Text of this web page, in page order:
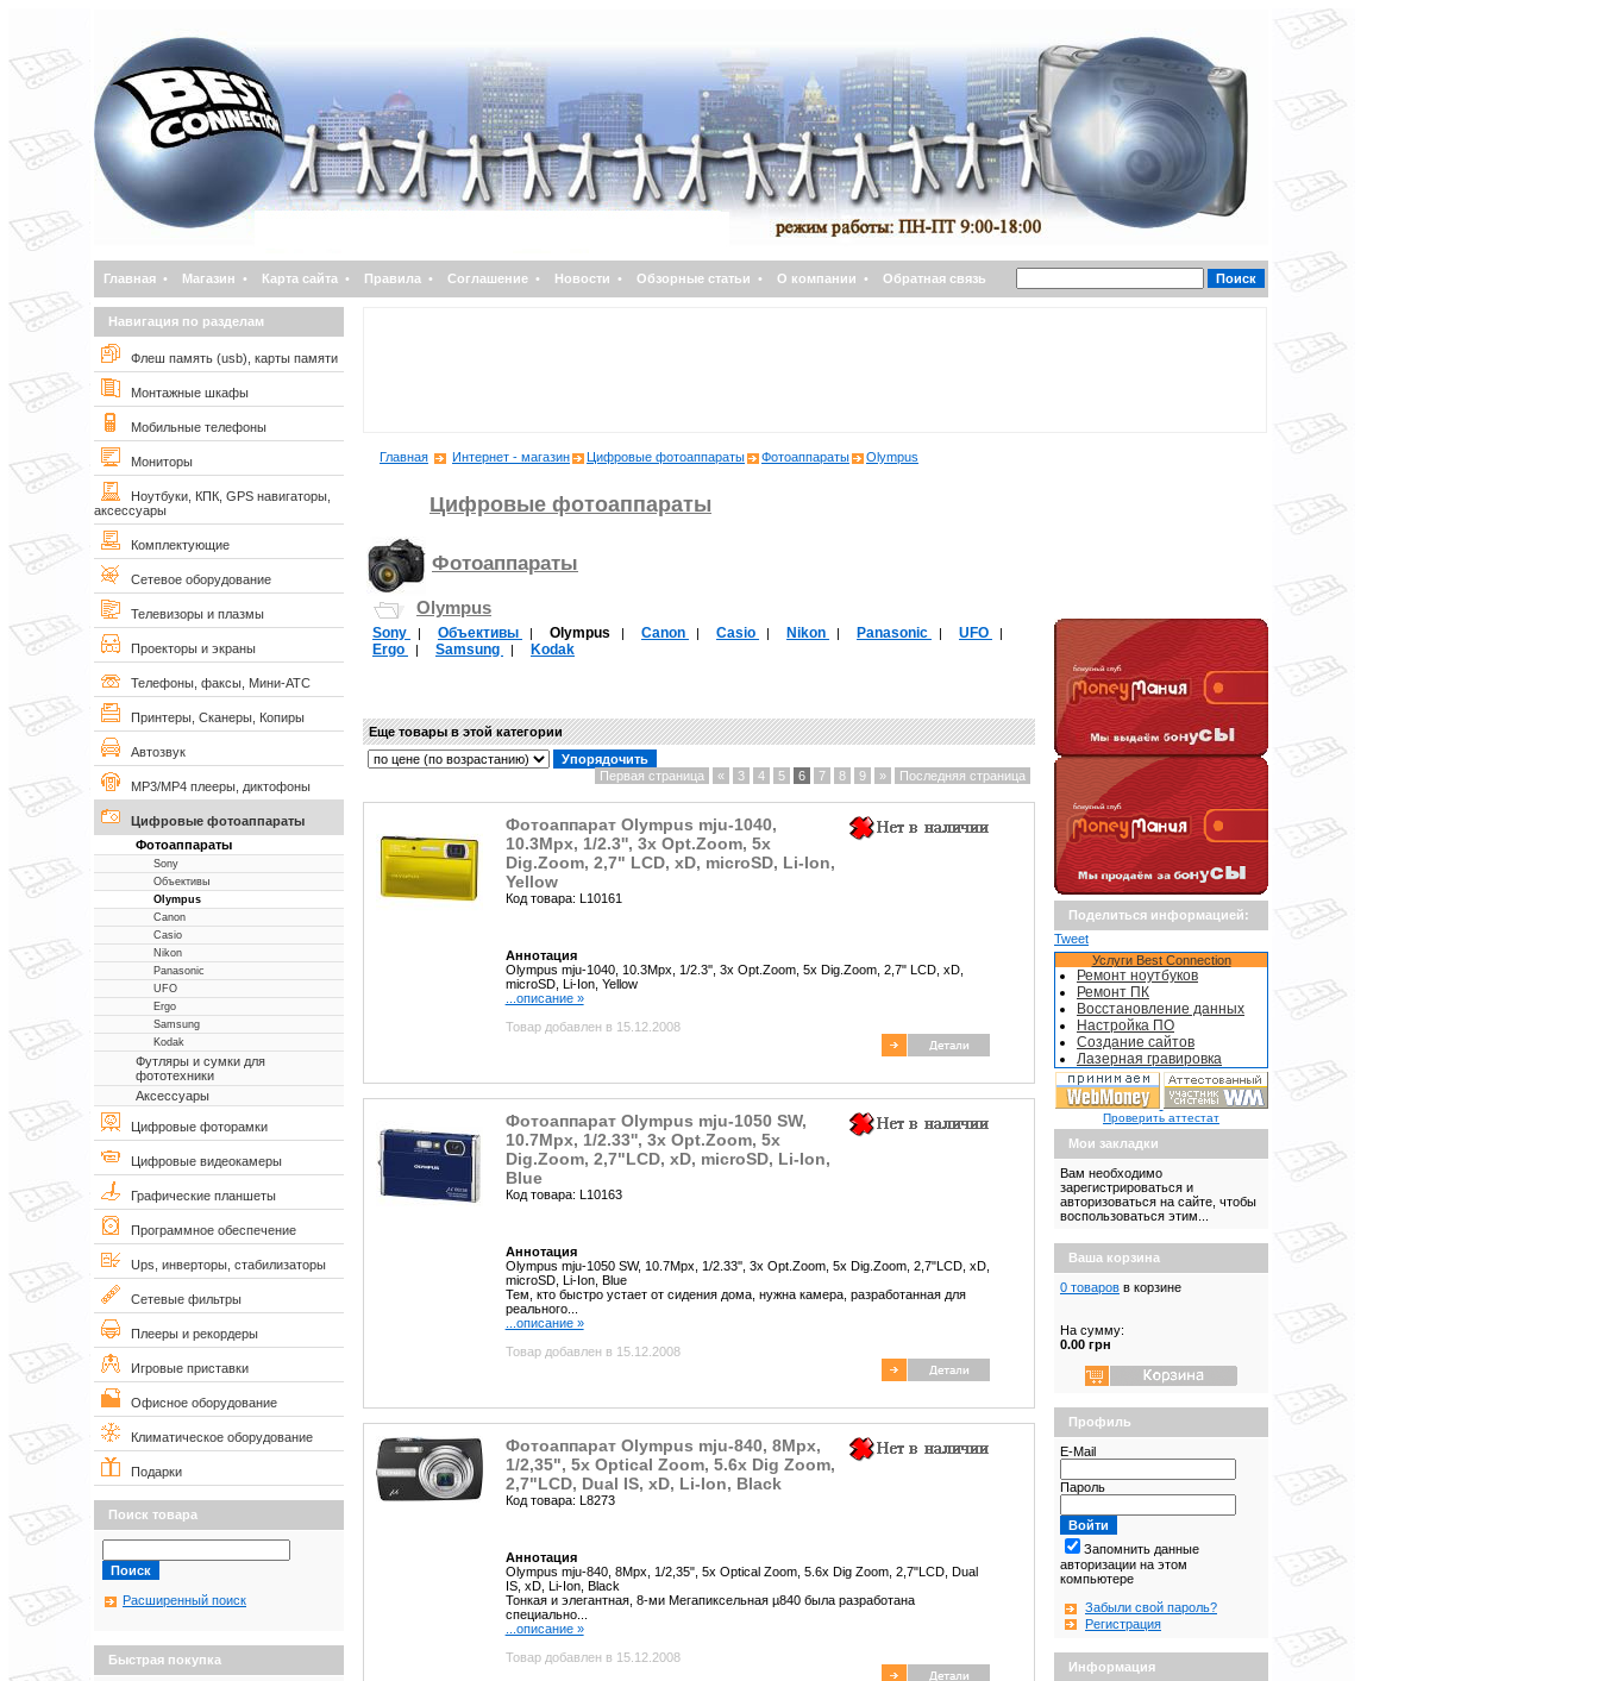
Главная • Магазин • Карта сайта • Правила • Соглашение • Новости • Обзорные статьи • О компании • Обратная связь
Навигация по разделам
Флеш память (usb), карты памяти
Монтажные шкафы
Мобильные телефоны
Мониторы
Ноутбуки, КПК, GPS навигаторы,
аксессуары
Комплектующие
Сетевое оборудование
Телевизоры и плазмы
Проекторы и экраны
Телефоны, факсы, Мини-АТС
Принтеры, Сканеры, Копиры
Автозвук
MP3/MP4 плееры, диктофоны
Цифровые фотоаппараты
Фотоаппараты
Sony
Объективы
Olympus
Canon
Casio
Nikon
Panasonic
UFO
Ergo
Samsung
Kodak
Футляры и сумки для
фототехники
Аксессуары
Цифровые фоторамки
Цифровые видеокамеры
Графические планшеты
Программное обеспечение
Ups, инверторы, стабилизаторы
Сетевые фильтры
Плееры и рекордеры
Игровые приставки
Офисное оборудование
Климатическое оборудование
Подарки
Поиск товара
Расширенный поиск
Быстрая покупка
Главная Интернет - магазин Цифровые фотоаппараты Фотоаппараты Olympus
Цифровые фотоаппараты
Фотоаппараты
Olympus
Sony | Объективы | Olympus | Canon | Casio | Nikon | Panasonic | UFO |
Ergo | Samsung | Kodak
Еще товары в этой категории
Первая страница « 3 4 5 6 7 8 9 » Последняя страница
Фотоаппарат Olympus mju-1040,
10.3Mpx, 1/2.3'', 3x Opt.Zoom, 5x
Dig.Zoom, 2,7" LCD, xD, microSD, Li-Ion,
Yellow
Код товара: L10161
Аннотация
Olympus mju-1040, 10.3Mpx, 1/2.3'', 3x Opt.Zoom, 5x Dig.Zoom, 2,7" LCD, xD,
microSD, Li-Ion, Yellow
...описание »
Товар добавлен в 15.12.2008
Фотоаппарат Olympus mju-1050 SW,
10.7Mpx, 1/2.33'', 3x Opt.Zoom, 5x
Dig.Zoom, 2,7"LCD, xD, microSD, Li-Ion,
Blue
Код товара: L10163
Аннотация
Olympus mju-1050 SW, 10.7Mpx, 1/2.33'', 3x Opt.Zoom, 5x Dig.Zoom, 2,7"LCD, xD,
microSD, Li-Ion, Blue
Тем, кто быстро устает от сидения дома, нужна камера, разработанная для
реального...
...описание »
Товар добавлен в 15.12.2008
Фотоаппарат Olympus mju-840, 8Mpx,
1/2,35", 5x Optical Zoom, 5.6x Dig Zoom,
2,7"LCD, Dual IS, xD, Li-Ion, Black
Код товара: L8273
Аннотация
Olympus mju-840, 8Mpx, 1/2,35", 5x Optical Zoom, 5.6x Dig Zoom, 2,7"LCD, Dual
IS, xD, Li-Ion, Black
Тонкая и элегантная, 8-ми Мегапиксельная µ840 была разработана
специально...
...описание »
Товар добавлен в 15.12.2008
Поделиться информацией:
Tweet
Услуги Best Connection
Ремонт ноутбуков
Ремонт ПК
Восстановление данных
Настройка ПО
Создание сайтов
Лазерная гравировка
Проверить аттестат
Мои закладки
Вам необходимо
зарегистрироваться и
авторизоваться на сайте, чтобы
воспользоваться этим...
Ваша корзина
0 товаров в корзине
На сумму:
0.00 грн
Профиль
E-Mail
Пароль
Запомнить данные
авторизации на этом
компьютере
Забыли свой пароль?
Регистрация
Информация